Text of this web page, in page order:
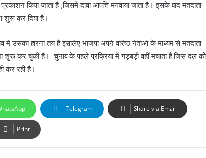
किया जाता है ,जिसमे दावा आपत्ति मंगवाया जाता है। इसके बाद मतदाता
शुरू कर दिया है।
में उसका हारना तय है इसलिए भाजपा अपने वरिष्ठ नेताओं के माध्यम से मतदाता
कर चुकी है। चुनाव के पहले प्रक्रिया में गड़बड़ी वहीं मचाता है जिस दल को
कर रही है।
Telegram Share via Email
Print